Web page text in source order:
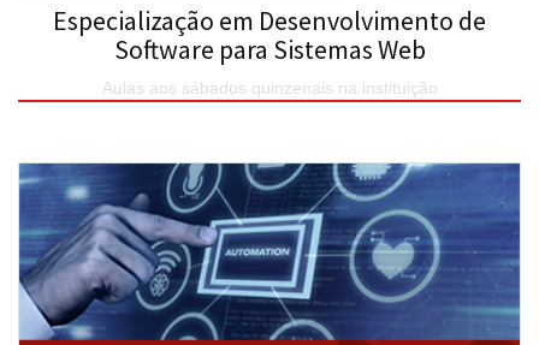
Especialização em Desenvolvimento de
Software para Sistemas Web
Aulas aos sábados quinzenais na instituição